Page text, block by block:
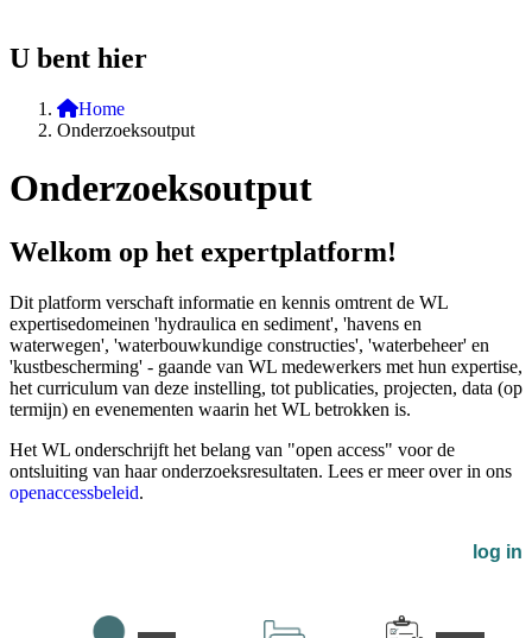
U bent hier
Home
Onderzoeksoutput
Onderzoeksoutput
Welkom op het expertplatform!
Dit platform verschaft informatie en kennis omtrent de WL
expertisedomeinen 'hydraulica en sediment', 'havens en
waterwegen', 'waterbouwkundige constructies', 'waterbeheer' en
'kustbescherming' - gaande van WL medewerkers met hun expertise,
het curriculum van deze instelling, tot publicaties, projecten, data (op
termijn) en evenementen waarin het WL betrokken is.
Het WL onderschrijft het belang van "open access" voor de
ontsluiting van haar onderzoeksresultaten. Lees er meer over in ons
openaccessbeleid.
log in